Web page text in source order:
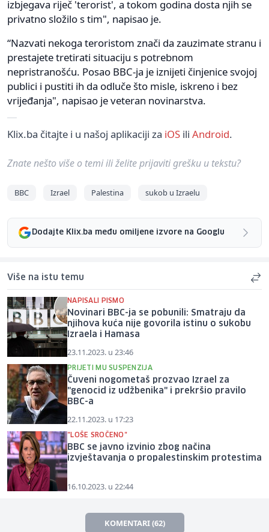
izbjegava riječ 'terorist', a tokom godina dosta njih se
privatno složilo s tim", napisao je.
“Nazvati nekoga teroristom znači da zauzimate stranu i
prestajete tretirati situaciju s potrebnom
nepristranošću. Posao BBC-ja je iznijeti činjenice svojoj
publici i pustiti ih da odluče što misle, iskreno i bez
vrijeđanja", napisao je veteran novinarstva.
Klix.ba čitajte i u našoj aplikaciji za iOS ili Android.
Znate nešto više o temi ili želite prijaviti grešku u tekstu?
BBC Izrael Palestina sukob u Izraelu
Dodajte Klix.ba među omiljene izvore na Googlu
Više na istu temu
NAPISALI PISMO
Novinari BBC-ja se pobunili: Smatraju da
njihova kuća nije govorila istinu o sukobu
Izraela i Hamasa
23.11.2023. u 23:46
PRIJETI MU SUSPENZIJA
Čuveni nogometaš prozvao Izrael za
"genocid iz udžbenika" i prekršio pravilo
BBC-a
22.11.2023. u 17:23
"LOŠE SROČENO"
BBC se javno izvinio zbog načina
izvještavanja o propalestinskim protestima
16.10.2023. u 22:44
KOMENTARI (62)